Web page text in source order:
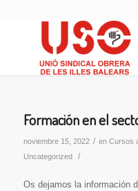
Formación en el
noviembre 15, 2022 / en Cursos
Uncategorized
/
Os dejamos la información